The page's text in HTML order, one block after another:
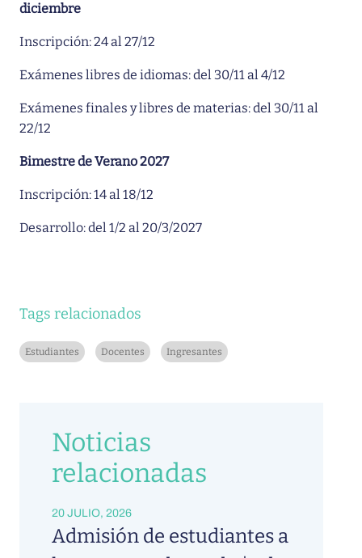
diciembre
Inscripción: 24 al 27/12
Exámenes libres de idiomas: del 30/11 al 4/12
Exámenes finales y libres de materias: del 30/11 al
22/12
Bimestre de Verano 2027
Inscripción: 14 al 18/12
Desarrollo: del 1/2 al 20/3/2027
Tags relacionados
Estudiantes Docentes Ingresantes
Noticias
relacionadas
20 JULIO, 2026
Admisión de estudiantes a